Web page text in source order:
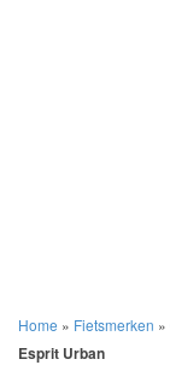
Home » Fietsmerken »
Esprit Urban